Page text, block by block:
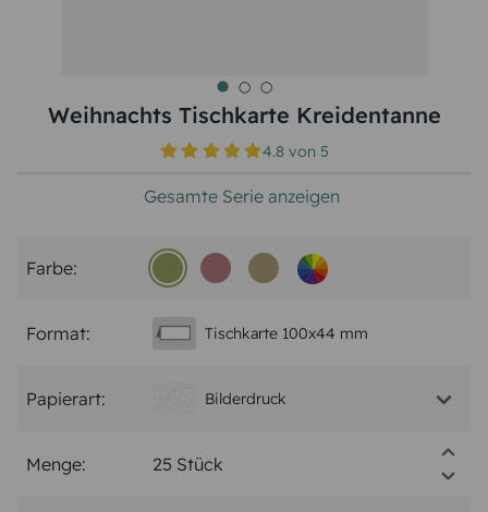
Weihnachts Tischkarte Kreidentanne
4.8 von5
Gesamte Serie anzeigen
Farbe:
Format: Tischkarte 100x44 mm
Papierart: Bilderdruck
Menge: